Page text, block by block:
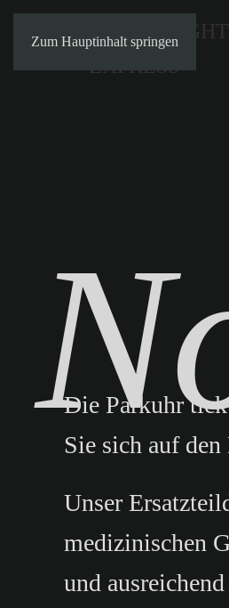
Zum Hauptinhalt springen
Die Parkuhr
Sie sich auf
Unser
medizinischen
und